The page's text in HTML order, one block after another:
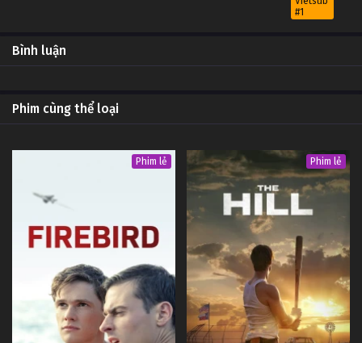
#1
18
#1
Cô Gái Sống Trong Cơ Thể Tôi Tập 17
16 Cô Gái Sống Trong Cơ Thể Tôi Tập 16
OP -
Vietsub
#1
Cô Gái Sống Trong Cơ Thể Tôi Tập 15
OP -
Vietsub
Cô Gái Sống Trong Cơ Thể Tôi Tập 14
OP -
Vietsub
#1
Cô Gái Sống Trong Cơ Thể Tôi Tập 13
OP -
Vietsub
#1
Bình luận
Phim cùng thể loại
Phim lẻ Phim lẻ